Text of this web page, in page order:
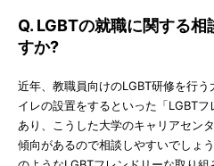
Q. LGBTの就職に関する相
すか?
近年、教職員向けのLGBT研修を行
イレの設置をするといった「LGBT
あり、こうした大学のキャリアセン
傾向があるので相談しやすいでしょ